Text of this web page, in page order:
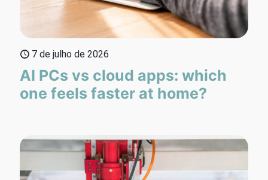
7 de julho de 2026
AI PCs vs cloud apps: which
one feels faster at home?